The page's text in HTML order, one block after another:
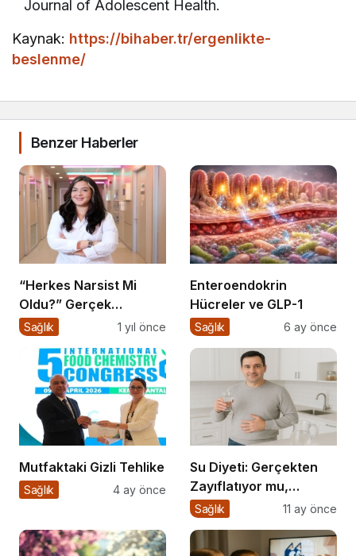
Journal of Adolescent Health.
Kaynak: https://bihaber.tr/ergenlikte-
beslenme/
Benzer Haberler
“Herkes Narsist Mi
Oldu?” Gerçek
Narsisizm Nedir?
Sağlık 1 yıl önce
Enteroendokrin
Hücreler ve GLP-1
Sağlık 6 ay önce
Mutfaktaki Gizli Tehlike
Sağlık 4 ay önce
Su Diyeti: Gerçekten
Zayıflatıyor mu,
Sağlığa Zararları Ne?
Sağlık 11 ay önce